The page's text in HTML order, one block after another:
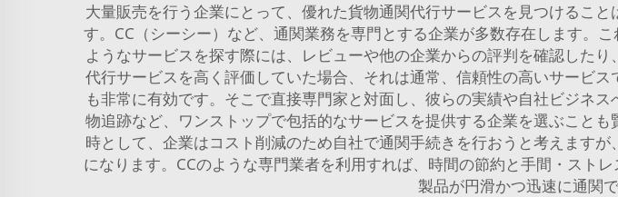
大量販売を行う企業にとって、優れた貨物通関代行サービスを見つけるこ
す。CC（シーシー）など、通関業務を専門とする企業が多数存在します。
ようなサービスを探す際には、レビューや他の企業からの評判を確認した
代行サービスを高く評価していた場合、それは通常、信頼性の高いサービ
も非常に有効です。そこで直接専門家と対面し、彼らの実績や自社ビジネ
物追跡など、ワンストップで包括的なサービスを提供する企業を選ぶこと
時として、企業はコスト削減のため自社で通関手続きを行おうと考えます
になります。CCのような専門業者を利用すれば、時間の節約と手間・スト
製品が円滑かつ迅速に通関